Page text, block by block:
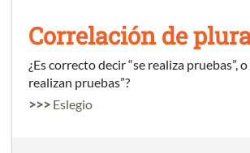
Correlación de
¿Es correcto decir “se realiza pruebas”,
realizan pruebas”?
>>> Eslegio